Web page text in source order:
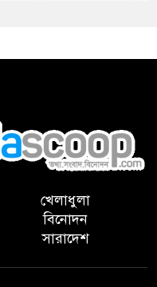
খেলাধুলা
বিনোদন
সারাদেশ